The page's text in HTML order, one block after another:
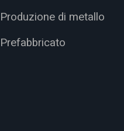
Produzione di metallo
Prefabbricato